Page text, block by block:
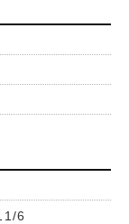
6